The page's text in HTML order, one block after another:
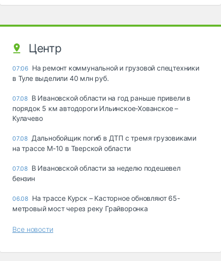
Центр
07:06 На ремонт коммунальной и грузовой спецтехники
в Туле выделили 40 млн руб.
07.08 В Ивановской области на год раньше привели в
порядок 5 км автодороги Ильинское-Хованское –
Кулачево
07.08 Дальнобойщик погиб в ДТП с тремя грузовиками
на трассе М-10 в Тверской области
07.08 В Ивановской области за неделю подешевел
бензин
06.08 На трассе Курск – Касторное обновляют 65-
метровый мост через реку Грайворонка
Все новости